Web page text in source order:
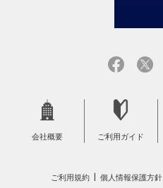
会社概要 ご利用ガイド
ご利用規約 個人情報保護方針